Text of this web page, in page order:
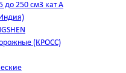
до 250 см3 кат А
(КРОСС)